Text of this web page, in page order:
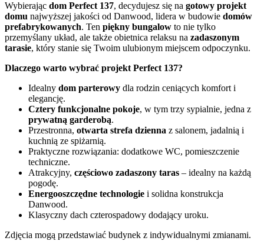
Wybierając dom Perfect 137, decydujesz się na gotowy projekt
domu najwyższej jakości od Danwood, lidera w budowie domów
prefabrykowanych. Ten piękny bungalow to nie tylko
przemyślany układ, ale także obietnica relaksu na zadaszonym
tarasie, który stanie się Twoim ulubionym miejscem odpoczynku.
Dlaczego warto wybrać projekt Perfect 137?
Idealny dom parterowy dla rodzin ceniących komfort i
elegancję.
Cztery funkcjonalne pokoje, w tym trzy sypialnie, jedna z
prywatną garderobą.
Przestronna, otwarta strefa dzienna z salonem, jadalnią i
kuchnią ze spiżarnią.
Praktyczne rozwiązania: dodatkowe WC, pomieszczenie
techniczne.
Atrakcyjny, częściowo zadaszony taras – idealny na każdą
pogodę.
Energooszczędne technologie i solidna konstrukcja
Danwood.
Klasyczny dach czterospadowy dodający uroku.
Zdjęcia mogą przedstawiać budynek z indywidualnymi zmianami.